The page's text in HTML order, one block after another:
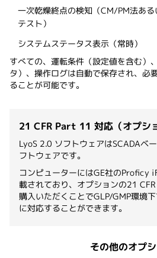
一次乾燥終点の検知（CM/PM法あ
テスト）
システムステータス表示（常時）
すべての、運転条件（設定値を含む）
タ）、操作ログは自動で保存され、必
ることが可能です。
21 CFR Part 11 対応（オプシ
LyoS 2.0 ソフトウェアはSCADAベ
フトウェアです。
コンピューターにはGE社の
載されており、オプションの21
購入いただくことでGLP/GMP環境
に対応することができます。
その他のオプ